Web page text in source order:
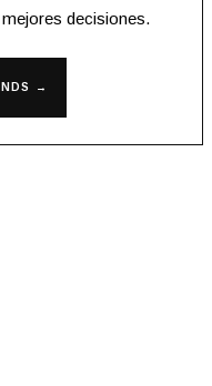
decisiones.
→